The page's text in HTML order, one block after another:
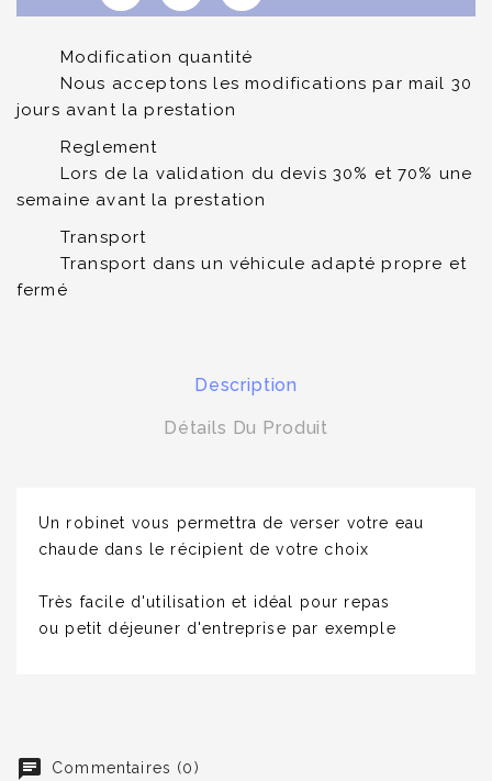
Modification quantité
Nous acceptons les modifications par mail 30
jours avant la prestation
Reglement
Lors de la validation du devis 30% et 70% une
semaine avant la prestation
Transport
Transport dans un véhicule adapté propre et
fermé
Description
Détails Du Produit
Un robinet vous permettra de verser votre eau
chaude dans le récipient de votre choix
Très facile d'utilisation et idéal pour repas
ou petit déjeuner d'entreprise par exemple
Commentaires (0)